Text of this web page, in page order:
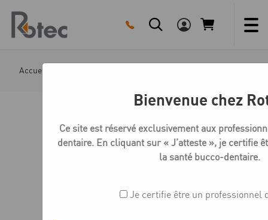
content
Accueil
Bienvenue chez
Ce site est réservé exclusivement aux
dentaire. En cliquant sur « J’atteste », je certifie
la santé bucco-dentaire.
Je certifie être un professionnel